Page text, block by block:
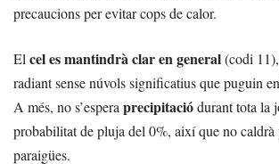
precaucions per evitar cops de calor.
Elcel es mantindrà clar en general(codi
radiant sense núvols significatius que puguin
A més, no s’esperaprecipitaciódurant tota la
probabilitat de pluja del 0%, així que no caldrà
paraigües.